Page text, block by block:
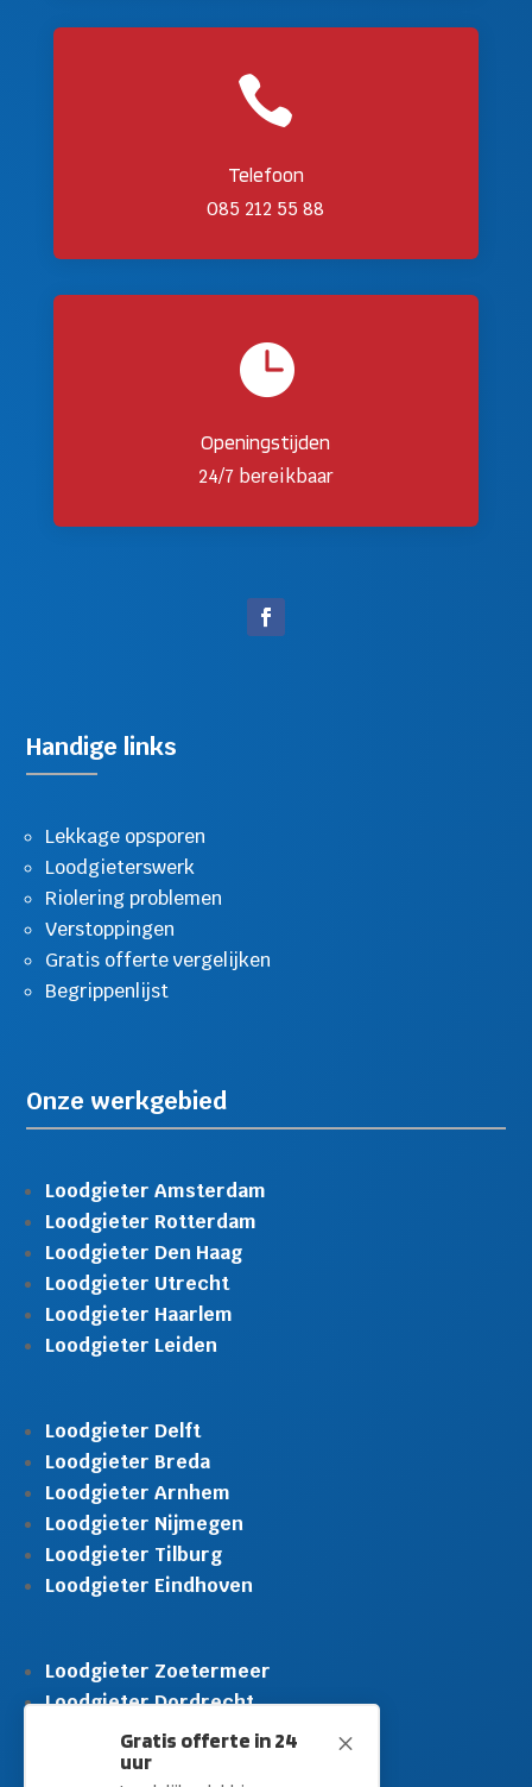

Telefoon
085 212 55 88

Openingstijden
24/7 bereikbaar
M
Gratis offerte in 24
uur
Handige links
Lekkage opsporen
Loodgieterswerk
Riolering problemen
Verstoppingen
Gratis offerte vergelijken
Begrippenlijst
Onze werkgebied
Loodgieter Amsterdam
Loodgieter Rotterdam
Loodgieter Den Haag
Loodgieter Utrecht
Loodgieter Haarlem
Loodgieter Leiden
Loodgieter Delft
Loodgieter Breda
Loodgieter Arnhem
Loodgieter Nijmegen
Loodgieter Tilburg
Loodgieter Eindhoven
Loodgieter Zoetermeer
Loodgieter Dordrecht
Loodgieter Rijswijk
Loodgieter Schiedam